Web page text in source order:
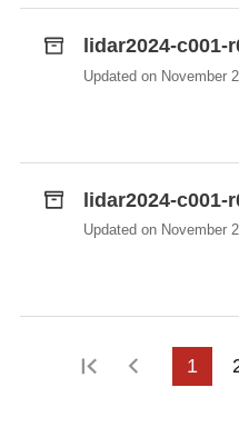
lidar2024-c001-
Updated on November
lidar2024-c001-
Updated on November
First page
1